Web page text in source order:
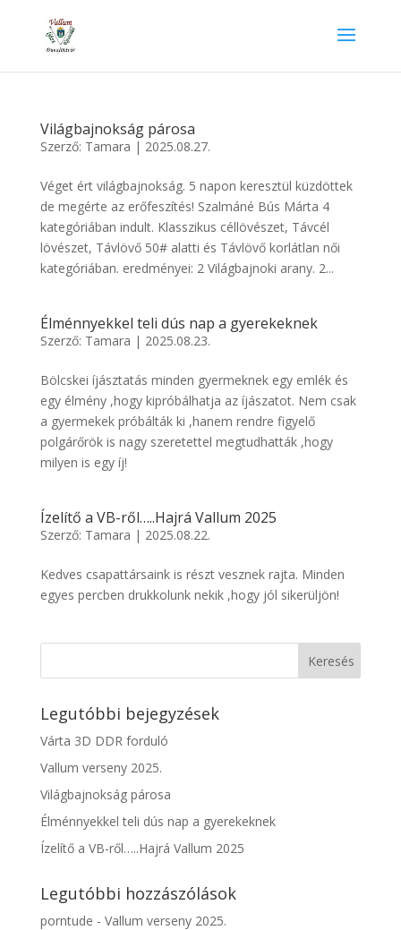
Világbajnokság párosa
Szerző: Tamara | 2025.08.27.
Véget ért világbajnokság. 5 napon keresztül küzdöttek
de megérte az erőfeszítés! Szalmáné Bús Márta 4
kategóriában indult. Klasszikus céllövészet, Távcél
lövészet, Távlövő 50# alatti és Távlövő korlátlan női
kategóriában. eredményei: 2 Világbajnoki arany. 2...
Élménnyekkel teli dús nap a gyerekeknek
Szerző: Tamara | 2025.08.23.
Bölcskei íjásztatás minden gyermeknek egy emlék és
egy élmény ,hogy kipróbálhatja az íjászatot. Nem csak
a gyermekek próbálták ki ,hanem rendre figyelő
polgárőrök is nagy szeretettel megtudhatták ,hogy
milyen is egy íj!
Ízelítő a VB-ről…..Hajrá Vallum 2025
Szerző: Tamara | 2025.08.22.
Kedves csapattársaink is részt vesznek rajta. Minden
egyes percben drukkolunk nekik ,hogy jól sikerüljön!
Legutóbbi bejegyzések
Várta 3D DDR forduló
Vallum verseny 2025.
Világbajnokság párosa
Élménnyekkel teli dús nap a gyerekeknek
Ízelítő a VB-ről…..Hajrá Vallum 2025
Legutóbbi hozzászólások
porntude - Vallum verseny 2025.